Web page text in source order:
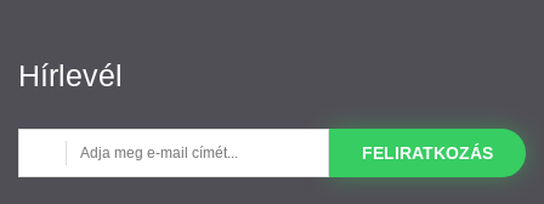
Hírlevél
FELIRATKOZÁS